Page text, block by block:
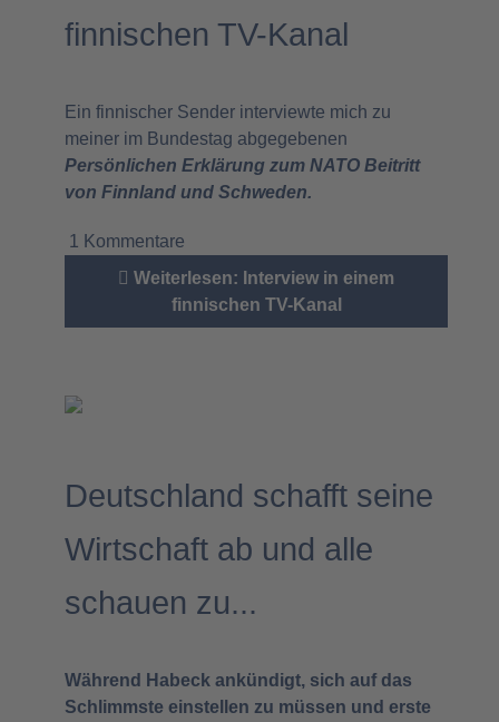
finnischen TV-Kanal
Ein finnischer Sender interviewte mich zu
meiner im Bundestag abgegebenen
Persönlichen Erklärung zum NATO Beitritt
von Finnland und Schweden.
1 Kommentare
Weiterlesen: Interview in einem
finnischen TV-Kanal
Deutschland schafft seine
Wirtschaft ab und alle
schauen zu...
Während Habeck ankündigt, sich auf das
Schlimmste einstellen zu müssen und erste